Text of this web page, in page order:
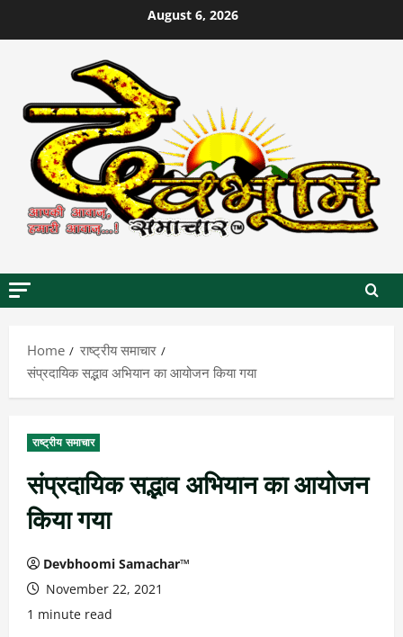
to
August 6, 2026
Home
राष्ट्रीय समाचार
संप्रदायिक सद्भाव अभियान का आयोजन किया गया
राष्ट्रीय समाचार
संप्रदायिक सद्भाव अभियान का आयोजन
किया गया
Devbhoomi Samachar™
November 22, 2021
1 minute read